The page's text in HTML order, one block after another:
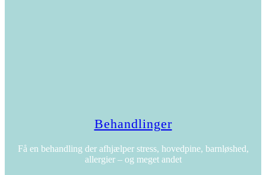
Behandlinger
Få en behandling der afhjælper stress, hovedpine, barnløshed,
allergier – og meget andet